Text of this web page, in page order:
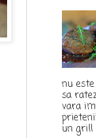
nu
sa
vara
un grill